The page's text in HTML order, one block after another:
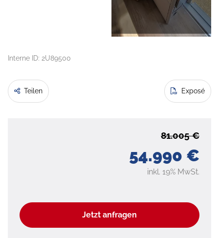
Interne ID: 2U89500
Teilen Exposé
54.990 €
81.005 €
inkl. 19% MwSt.
Jetzt anfragen